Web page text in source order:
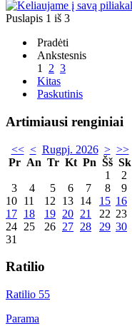
Puslapis 1 iš 3
Pradėti
Ankstesnis
1
2 3
Kitas
Paskutinis
Artimiausi renginiai
<< < Rugpj. 2026 > >>
Pr An Tr Kt Pn Šš Sk
1
2
3
4 5 6 7 8
9
10 11 12 13 14 15 16
17 18 19 20 21 22 23
24 25 26 27 28 29 30
31
Ratilio
Ratilio 55
Parama